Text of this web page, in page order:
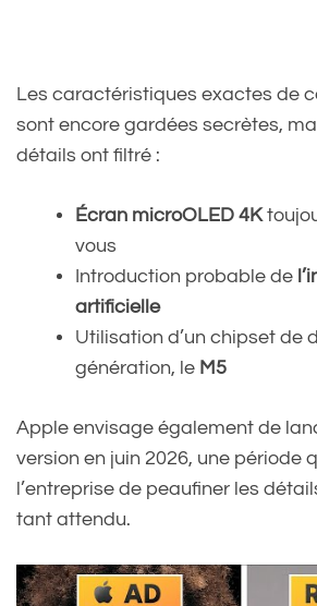
Les caractéristiques exactes de
sont encore gardées secrètes,
détails ont filtré :
Écran microOLED 4K
vous
Introduction probable de
artificielle
Utilisation d’un chipset de
génération, le M5
Apple envisage également de
version en juin 2026, une période
l’entreprise de peaufiner les
tant attendu.